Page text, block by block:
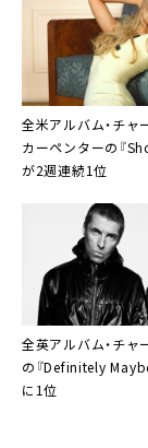
全米アルバム・チャ
カーペンターの『
が2週連続1位
全英アルバム・チャ
の『Definitely
に1位